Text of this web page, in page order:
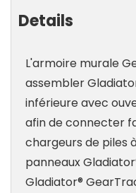
Details
L'armoire murale
assembler
inférieure avec
afin de connecter
chargeurs de piles
panneaux
Gladiator®